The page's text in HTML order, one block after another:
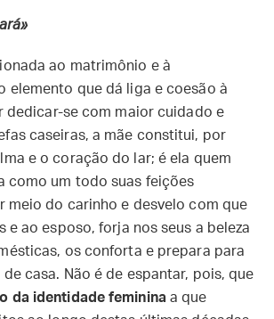
ao matrimônio e à
elemento que dá liga e coesão à
dedicar-se com maior cuidado e
caseiras, a mãe constitui, por
e o coração do lar; é ela quem
como um todo suas feições
meio do carinho e desvelo com que
e ao esposo, forja nos seus a beleza
os conforta e prepara para
casa. Não é de espantar, pois, que
da identidade feminina a que